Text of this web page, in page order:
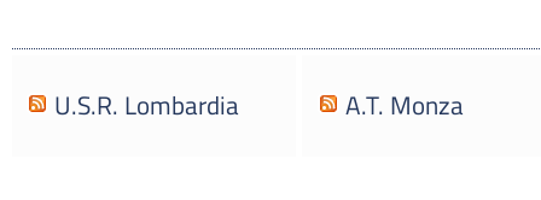
U.S.R. Lombardia A.T. Monza